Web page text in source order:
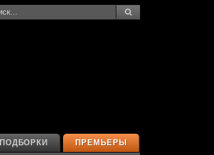
ПРЕМЬЕРЫ
ПОДБОРКИ